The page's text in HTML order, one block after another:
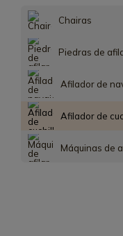
Chairas
Piedras de
Afilador de
Afilador de
Máquinas de